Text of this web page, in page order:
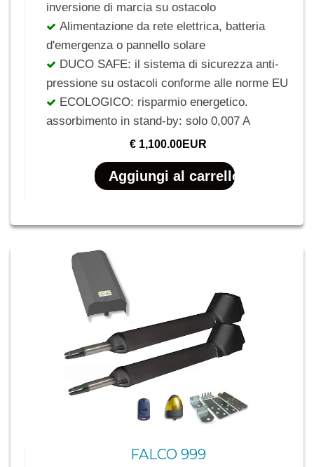
inversione di marcia su ostacolo
Alimentazione da rete elettrica, batteria
d'emergenza o pannello solare
DUCO SAFE: il sistema di sicurezza anti-
pressione su ostacoli conforme alle norme EU
ECOLOGICO: risparmio energetico.
assorbimento in stand-by: solo 0,007 A
€ 1,100.00EUR
FALCO 999